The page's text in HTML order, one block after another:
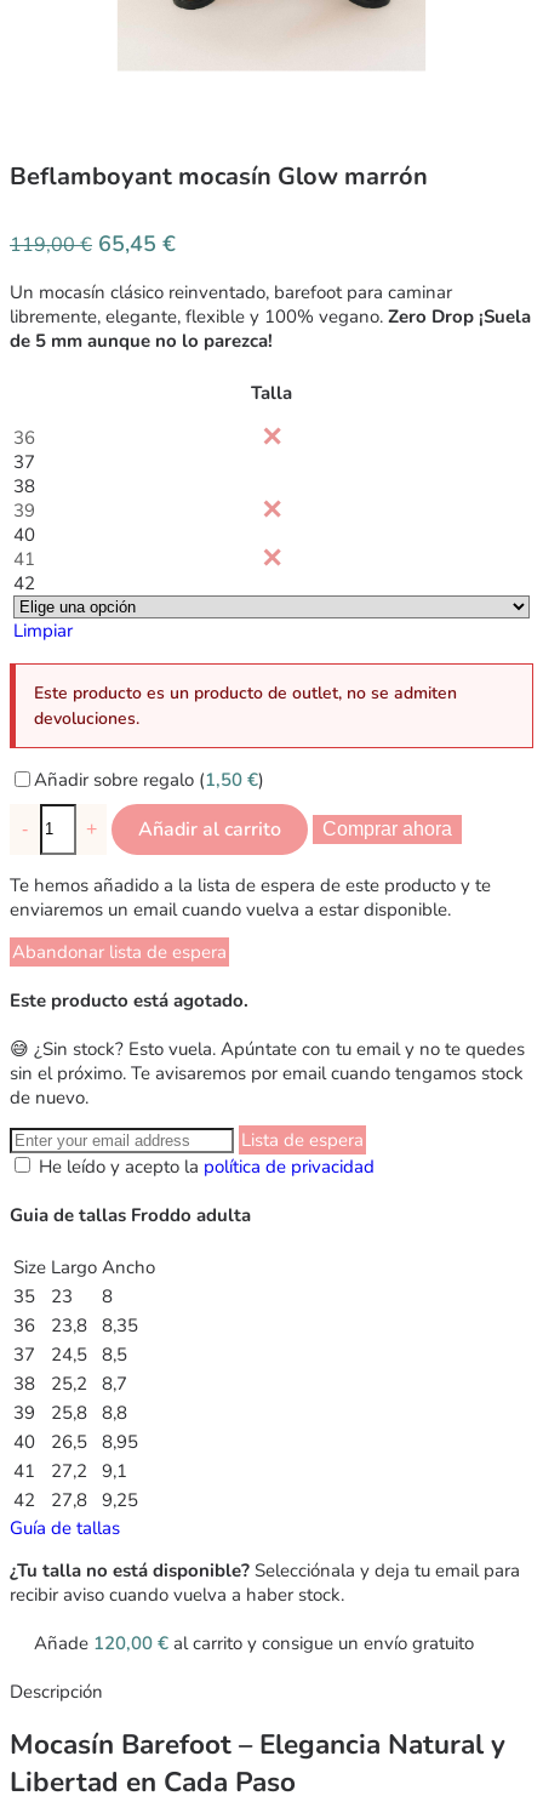
Beflamboyant mocasín Glow marrón
119,00€ 65,45 €
Un mocasín clásico reinventado, barefoot para caminar
libremente, elegante, flexible y 100% vegano. Zero Drop ¡Suela
de 5 mm aunque no lo parezca!
Talla
36
37
38
39
40
41
42
Limpiar
Este producto es un producto de outlet, no se admiten
devoluciones.
Añadir sobre regalo (1,50 €)
- + Añadir al carrito Comprar ahora
Te hemos añadido a la lista de espera de este producto y te
enviaremos un email cuando vuelva a estar disponible.
Abandonar lista de espera
Este producto está agotado.
😅 ¿Sin stock? Esto vuela. Apúntate con tu email y no te quedes
sin el próximo. Te avisaremos por email cuando tengamos stock
de nuevo.
Lista de espera
He leído y acepto la política de privacidad
Guia de tallas Froddo adulta
Size Largo Ancho
35
23
8
36
23,8 8,35
37
24,5 8,5
38
25,2
8,7
39
25,8 8,8
40
26,5 8,95
41
27,2
9,1
42
27,8 9,25
Guía de tallas
¿Tu talla no está disponible? Selecciónala y deja tu email para
recibir aviso cuando vuelva a haber stock.
Añade 120,00 € al carrito y consigue un envío gratuito
Descripción
Mocasín Barefoot – Elegancia Natural y
Libertad en Cada Paso